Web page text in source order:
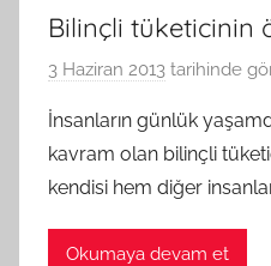
Bilinçli tüketicinin
3 Haziran 2013 tarihinde
İnsanların günlük
kavram olan bilinçli
kendisi hem diğer
Okumaya devam et